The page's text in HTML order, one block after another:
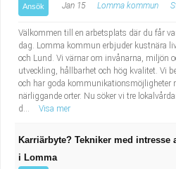
Ansök Jan 15 Lomma kommun
Välkommen till en arbetsplats där du får
dag. Lomma kommun erbjuder kustnära
och Lund. Vi värnar om invånarna, miljön
utveckling, hållbarhet och hög kvalitet. Vi
och har goda kommunikationsmöjligheter
närliggande orter. Nu söker vi tre
d...
Visa mer
Karriärbyte? Tekniker med
i Lomma